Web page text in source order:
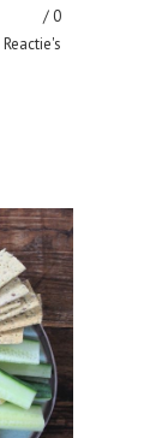
0
Reactie's